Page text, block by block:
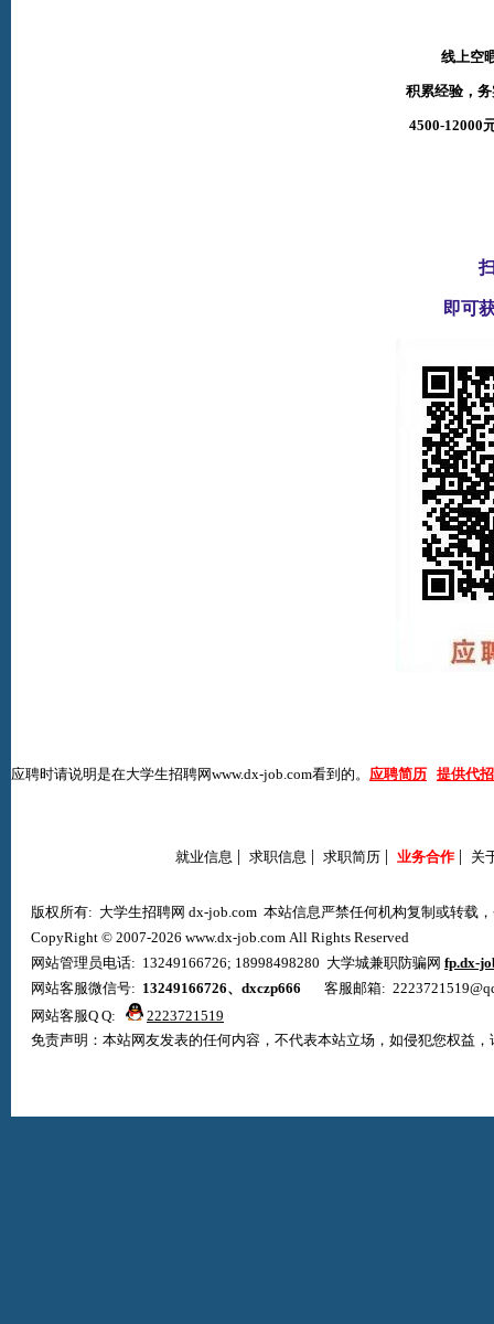
线上空
积累经验，
4500-12000
即可
应聘时请说明是在大学生招聘网www.dx-job.com看到的。 应聘简历 提供代
就业信息 | 求职信息 | 求职简历| 业务合作| 关
版权所有: 大学生招聘网 dx-job.com 本站信息严禁任何机构复制或转载
CopyRight © 2007-2026 www.dx-job.com All Rights Reserved
网站管理员电话: 13249166726; 18998498280 大学城兼职防骗网 fp.dx-
网站客服微信号: 13249166726、dxczp666 客服邮箱:
网站客服Q Q:
2223721519
免责声明：本站网友发表的任何内容，不代表本站立场，如侵犯您权益